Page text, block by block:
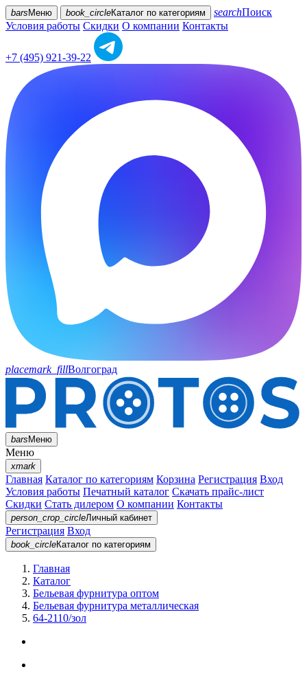
bars Меню book_circleКаталог по категориям searchПоиск
Условия работы Скидки О компании Контакты
+7 (495) 921-39-22
placemark_fillВолгоград
barsМеню
Меню
xmark
Главная Каталог по категориям Корзина Регистрация Вход
Условия работы Печатный каталог Скачать прайс-лист
Скидки Стать дилером О компании Контакты
person_crop_circleЛичный кабинет
Регистрация Вход
book_circleКаталог по категориям
Главная
Каталог
Бельевая фурнитура оптом
Бельевая фурнитура металлическая
64-2110/зол